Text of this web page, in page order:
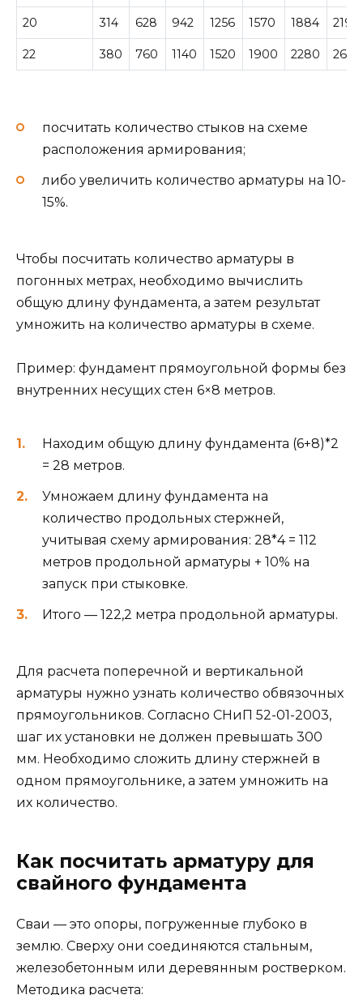
20 314 628 942 1256 1570 1884 2198
22 380 760 1140 1520 1900 2280 2660
посчитать количество стыков на схеме
расположения армирования;
либо увеличить количество арматуры на 10-
15%.
Чтобы посчитать количество арматуры в
погонных метрах, необходимо вычислить
общую длину фундамента, а затем результат
умножить на количество арматуры в схеме.
Пример: фундамент прямоугольной формы без
внутренних несущих стен 6×8 метров.
Находим общую длину фундамента (6+8)*2
= 28 метров.
Умножаем длину фундамента на
количество продольных стержней,
учитывая схему армирования: 28*4 = 112
метров продольной арматуры + 10% на
запуск при стыковке.
Итого — 122,2 метра продольной арматуры.
Для расчета поперечной и вертикальной
арматуры нужно узнать количество обвязочных
прямоугольников. Согласно СНиП 52-01-2003,
шаг их установки не должен превышать 300
мм. Необходимо сложить длину стержней в
одном прямоугольнике, а затем умножить на
их количество.
Как посчитать арматуру для
свайного фундамента
Сваи — это опоры, погруженные глубоко в
землю. Сверху они соединяются стальным,
железобетонным или деревянным ростверком.
Методика расчета: